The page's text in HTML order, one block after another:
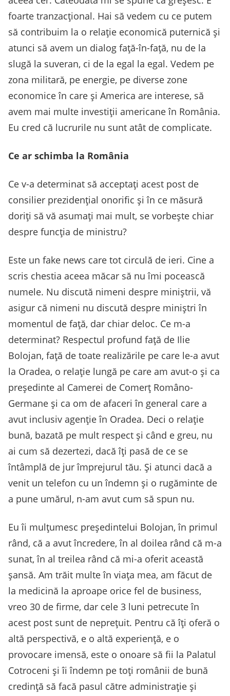
foarte tranzacțional. Hai să vedem cu ce putem
să contribuim la o relație economică puternică și
atunci să avem un dialog față-în-față, nu de la
slugă la suveran, ci de la egal la egal. Vedem pe
zona militară, pe energie, pe diverse zone
economice în care și America are interese, să
avem mai multe investiții americane în România.
Eu cred că lucrurile nu sunt atât de complicate.
Ce ar schimba la România
Ce v-a determinat să acceptați acest post de
consilier prezidențial onorific și în ce măsură
doriți să vă asumați mai mult, se vorbește chiar
despre funcția de ministru?
Este un fake news care tot circulă de ieri. Cine a
scris chestia aceea măcar să nu îmi pocească
numele. Nu discută nimeni despre miniștrii, vă
asigur că nimeni nu discută despre miniștri în
momentul de față, dar chiar deloc. Ce m-a
determinat? Respectul profund față de Ilie
Bolojan, față de toate realizările pe care le-a avut
la Oradea, o relație lungă pe care am avut-o și ca
președinte al Camerei de Comerț Româno-
Germane și ca om de afaceri în general care a
avut inclusiv agenție în Oradea. Deci o relație
bună, bazată pe mult respect și când e greu, nu
ai cum să dezertezi, dacă îți pasă de ce se
întâmplă de jur împrejurul tău. Și atunci dacă a
venit un telefon cu un îndemn și o rugăminte de
a pune umărul, n-am avut cum să spun nu.
Eu îi mulțumesc președintelui Bolojan, în primul
rând, că a avut încredere, în al doilea rând că m-a
sunat, în al treilea rând că mi-a oferit această
șansă. Am trăit multe în viața mea, am făcut de
la medicină la aproape orice fel de business,
vreo 30 de firme, dar cele 3 luni petrecute în
acest post sunt de neprețuit. Pentru că îți oferă o
altă perspectivă, e o altă experiență, e o
provocare imensă, este o onoare să fii la Palatul
Cotroceni și îi îndemn pe toți românii de bună
credință să facă pasul către administrație și